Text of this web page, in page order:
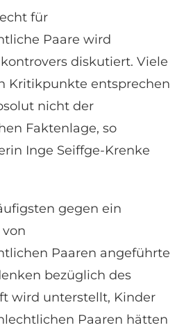
für
Paare wird
diskutiert. Viele
Kritikpunkte entsprechen
nicht der
Faktenlage, so
Inge Seiffge-Krenke
gegen ein
Paaren angeführte
bezüglich des
wird unterstellt, Kinder
Paaren hätten